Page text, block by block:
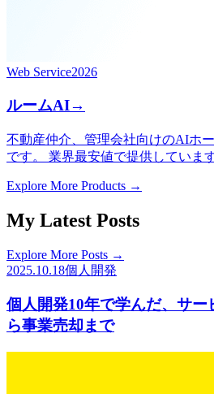
Web Service2026
ルームAI→
不動産仲介、管理会社向けのAIホ
です。 業界最安値で提供しています
Explore More Products →
My Latest Posts
Explore More Posts →
2025.10.18個人開発
個人開発10年で学んだ、サー
ら事業売却まで